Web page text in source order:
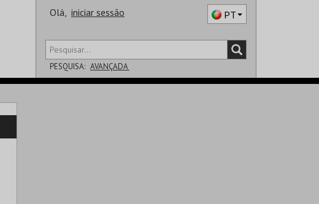
Olá, iniciar sessão PT
PESQUISA: AVANÇADA